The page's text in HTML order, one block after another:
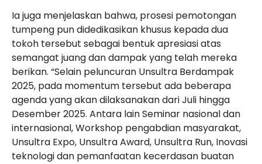
Ia juga menjelaskan bahwa, prosesi pemotongan
tumpeng pun didedikasikan khusus kepada dua
tokoh tersebut sebagai bentuk apresiasi atas
semangat juang dan dampak yang telah mereka
berikan. “Selain peluncuran Unsultra Berdampak
2025, pada momentum tersebut ada beberapa
agenda yang akan dilaksanakan dari Juli hingga
Desember 2025. Antara lain Seminar nasional dan
internasional, Workshop pengabdian masyarakat,
Unsultra Expo, Unsultra Award, Unsultra Run, Inovasi
teknologi dan pemanfaatan kecerdasan buatan